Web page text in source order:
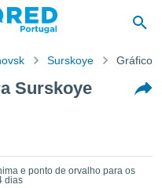
Surskoye Gráficos
Surskoye
e ponto de orvalho para os
dias